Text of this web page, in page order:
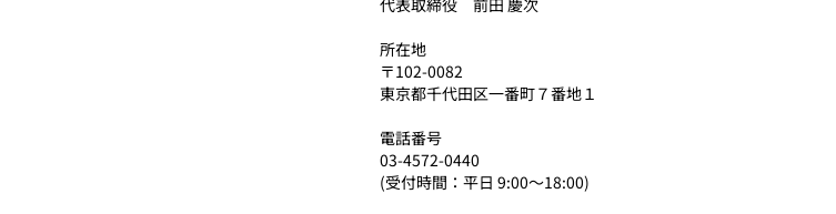
代表取締役 前田 慶次
所在地
〒102-0082
東京都千代田区一番町７番地１
電話番号
03-4572-0440
(受付時間：平日 9:00～18:00)